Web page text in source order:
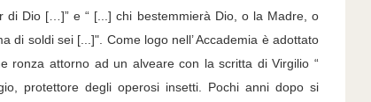
Dio […]” e “ [...] chi bestemmierà Dio, o la Madre, o
di soldi sei [...]". Come logo nell’ Accademia è adottato
ronza attorno ad un alveare con la scritta di Virgilio “
protettore degli operosi insetti. Pochi anni dopo si